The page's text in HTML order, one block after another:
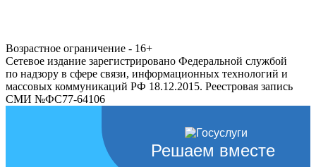
Возрастное ограничение - 16+
Сетевое издание зарегистрировано Федеральной службой
по надзору в сфере связи, информационных технологий и
массовых коммуникаций РФ 18.12.2015. Реестровая запись
СМИ №ФС77-64106
Решаем вместе